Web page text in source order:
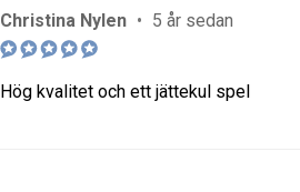
Christina Nylen • 5 år sedan
Hög kvalitet och ett jättekul spel